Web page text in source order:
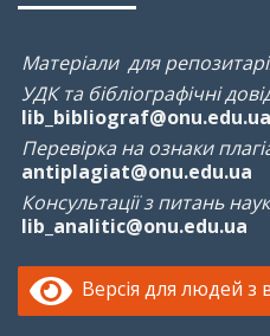
Матеріали для
УДК та бібліографічні
lib_bibliograf@onu.edu.ua
Перевірка на ознаки
antiplagiat@onu.edu.ua
Консультації з питань
lib_analitic@onu.edu.ua
Версія для людей з